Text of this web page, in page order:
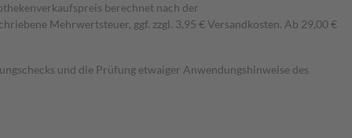
berechnet nach der
Mehrwertsteuer, ggf. zzgl. 3,95 € Versandkosten. Ab 29,00 €
und die Prüfung etwaiger Anwendungshinweise des